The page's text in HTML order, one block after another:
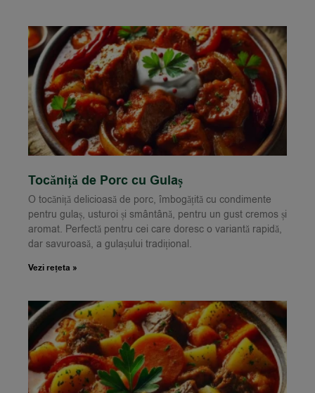
Tocăniță de Porc cu Gulaș
O tocăniță delicioasă de porc, îmbogățită cu condimente
pentru gulaș, usturoi și smântână, pentru un gust cremos și
aromat. Perfectă pentru cei care doresc o variantă rapidă,
dar savuroasă, a gulașului tradițional.
Vezi rețeta »